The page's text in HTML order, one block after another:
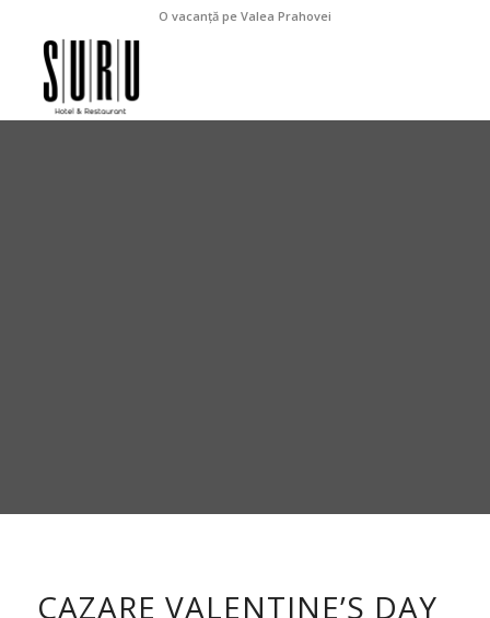
O vacanță pe Valea Prahovei
CAZARE VALENTINE’S DAY